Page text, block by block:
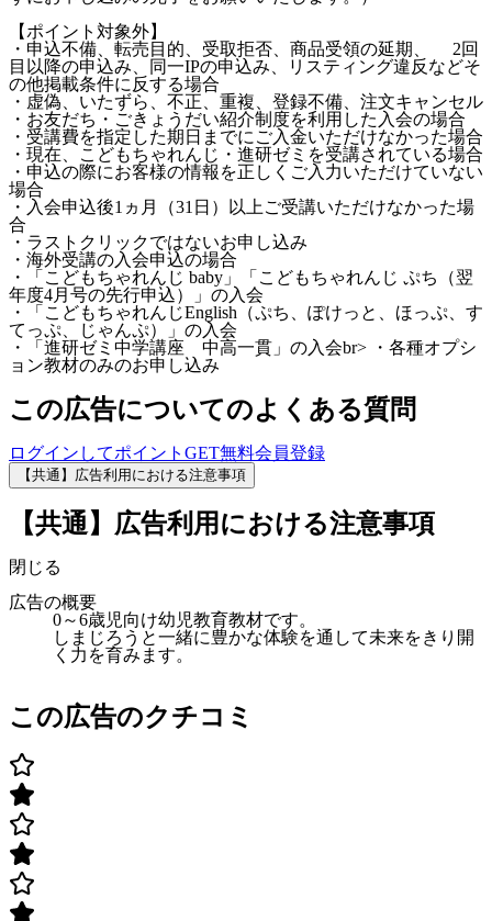
【ポイント対象外】
・申込不備、転売目的、受取拒否、商品受領の延期、 2回
目以降の申込み、同一IPの申込み、リスティング違反などそ
の他掲載条件に反する場合
・虚偽、いたずら、不正、重複、登録不備、注文キャンセル
・お友だち・ごきょうだい紹介制度を利用した入会の場合
・受講費を指定した期日までにご入金いただけなかった場合
・現在、こどもちゃれんじ・進研ゼミを受講されている場合
・申込の際にお客様の情報を正しくご入力いただけていない
場合
・入会申込後1ヵ月（31日）以上ご受講いただけなかった場
合
・ラストクリックではないお申し込み
・海外受講の入会申込の場合
・「こどもちゃれんじ baby」「こどもちゃれんじ ぷち（翌
年度4月号の先行申込）」の入会
・「こどもちゃれんじEnglish（ぷち、ぽけっと、ほっぷ、す
てっぷ、じゃんぷ）」の入会
・「進研ゼミ中学講座 中高一貫」の入会br> ・各種オプシ
ョン教材のみのお申し込み
この広告についてのよくある質問
ログインしてポイントGET無料会員登録
【共通】広告利用における注意事項
【共通】広告利用における注意事項
閉じる
広告の概要
0～6歳児向け幼児教育教材です。
しまじろうと一緒に豊かな体験を通して未来をきり開
く力を育みます。
この広告のクチコミ